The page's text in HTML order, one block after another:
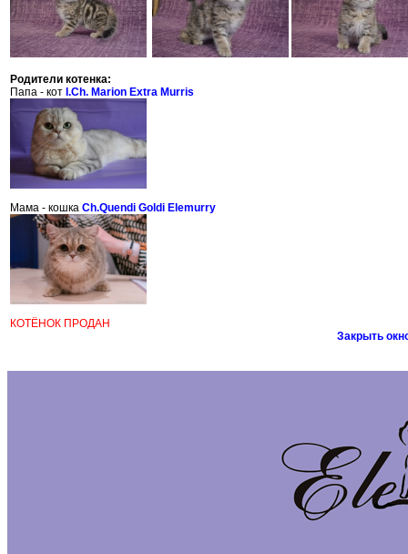
Родители котенка:
Папа - кот I.Ch. Marion Extra Murris
Мама - кошка Ch.Quendi Goldi Elemurry
КОТЁНОК ПРОДАН
Закрыть